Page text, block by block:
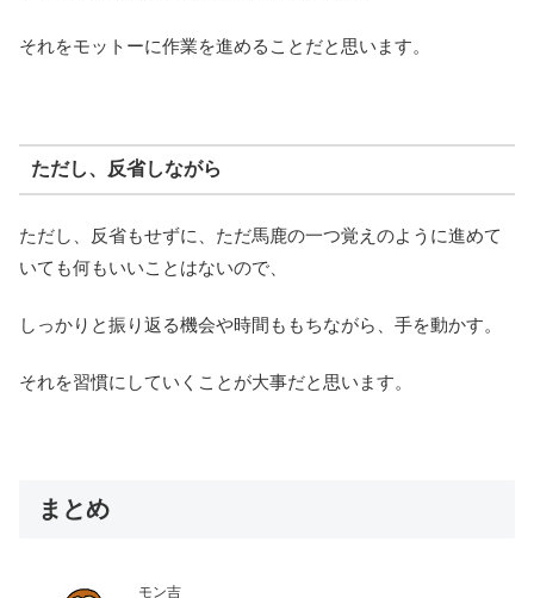
それをモットーに作業を進めることだと思います。
ただし、反省しながら
ただし、反省もせずに、ただ馬鹿の一つ覚えのように進めて
いても何もいいことはないので、
しっかりと振り返る機会や時間ももちながら、手を動かす。
それを習慣にしていくことが大事だと思います。
まとめ
モン吉